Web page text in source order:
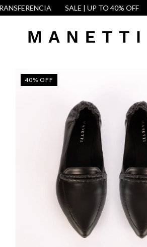
SALE | UP TO 40% OFF
40% OFF